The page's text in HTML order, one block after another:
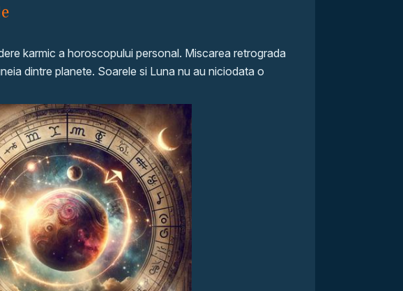
karmic a horoscopului personal. Miscarea retrograda
dintre planete. Soarele si Luna nu au niciodata o